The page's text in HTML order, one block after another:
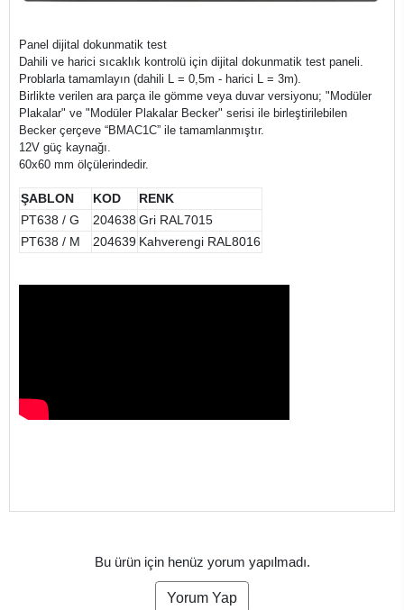
Panel dijital dokunmatik test
Dahili ve harici sıcaklık kontrolü için dijital dokunmatik test paneli.
Problarla tamamlayın (dahili L = 0,5m - harici L = 3m).
Birlikte verilen ara parça ile gömme veya duvar versiyonu; "Modüler
Plakalar" ve "Modüler Plakalar Becker" serisi ile birleştirilebilen
Becker çerçeve “BMAC1C” ile tamamlanmıştır.
12V güç kaynağı.
60x60 mm ölçülerindedir.
ŞABLON KOD
RENK
PT638 / G
204638 Gri RAL7015
PT638 / M
204639 Kahverengi RAL8016
Bu ürün için henüz yorum yapılmadı.
Yorum Yap